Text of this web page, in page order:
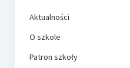
Aktualności
O szkole
Patron szkoły